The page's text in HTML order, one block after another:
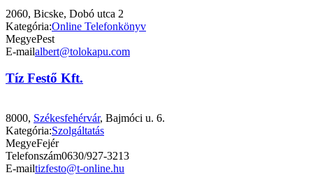
2060, Bicske, Dobó utca 2
Kategória:Online Telefonkönyv
MegyePest
E-mailalbert@tolokapu.com
Tíz Festő Kft.
8000, Székesfehérvár, Bajmóci u. 6.
Kategória:Szolgáltatás
MegyeFejér
Telefonszám0630/927-3213
E-mailtizfesto@t-online.hu